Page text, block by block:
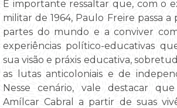
É importante ressaltar que, com o
militar de 1964, Paulo Freire passa a
partes do mundo e a conviver
experiências político-educativas
sua visão e práxis educativa,
as lutas anticoloniais e de
Nesse cenário, vale destacar
Amílcar Cabral a partir de suas